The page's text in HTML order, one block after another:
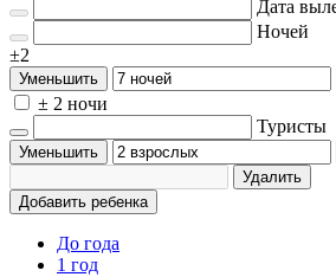
Дата
Ночей
±2
Уменьшить
± 2 ночи
Туристы
Уменьшить
Удалить
Добавить ребенка
До года
1 год